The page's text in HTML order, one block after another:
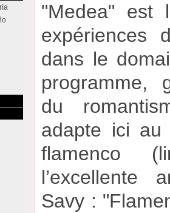
"Medea" est
expériences
dans le
programme,
du
adapte ici au
flamenco
l’excellente
Savy :